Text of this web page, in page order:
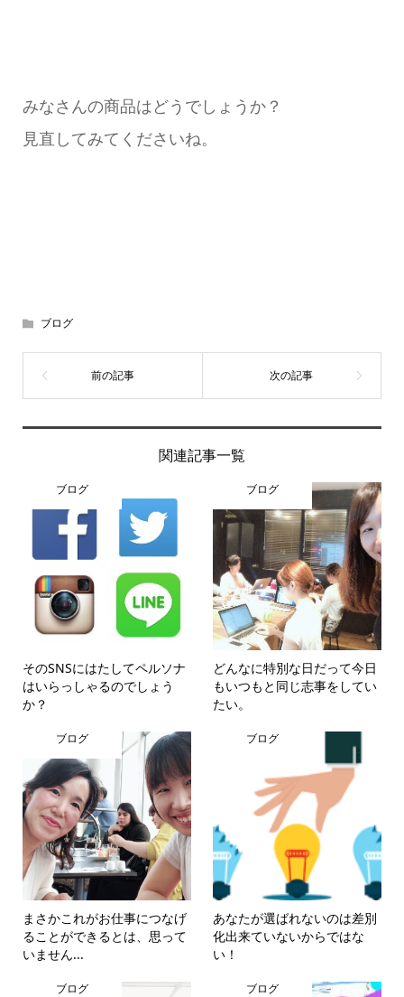
みなさんの商品はどうでしょうか？
見直してみてくださいね。
ブログ
関連記事一覧
ブログ
そのSNSにはたしてペルソナ
はいらっしゃるのでしょう
か？
ブログ
どんなに特別な日だって今日
もいつもと同じ志事をしてい
たい。
ブログ
まさかこれがお仕事につなげ
ることができるとは、思って
いません...
ブログ
あなたが選ばれないのは差別
化出来ていないからではな
い！
ブログ ブログ